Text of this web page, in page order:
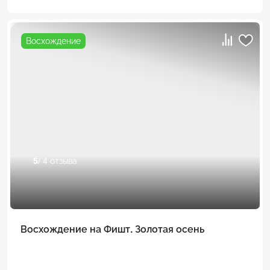
Восхождение
5/ 4 отзыва
Восхождение на Фишт. Золотая осень